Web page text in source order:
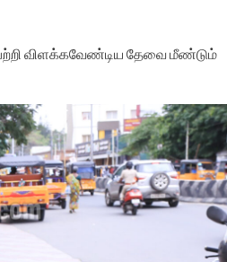
விளக்கவேண்டிய தேவை மீண்டும்